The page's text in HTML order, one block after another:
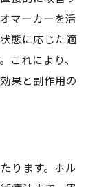
マーカーを活
態に応じた適
これにより、
果と副作用の
ります。ホル